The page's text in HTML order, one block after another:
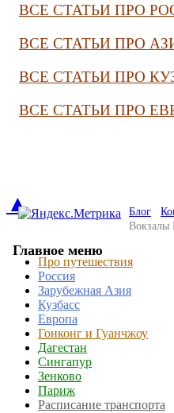
ВСЕ СТАТЬИ ПРО
ВСЕ СТАТЬИ ПРО
ВСЕ СТАТЬИ ПРО
ВСЕ СТАТЬИ ПРО
▲ Блог
Вокзалы
Главное меню
Про путешествия
Россия
Зарубежная Азия
Кузбасс
Европа
Гонконг и Гуанчжоу
Дагестан
Сингапур
Зенково
Париж
Расписание транспорта